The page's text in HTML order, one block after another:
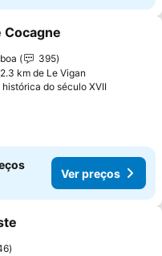
aos favoritos
395
km de Le Vigan
histórica do século XVII
Ver preços
aos favoritos